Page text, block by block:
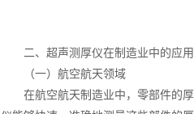
二、超声测厚仪在制造业中的应用
（一）航空航天领域
在航空航天制造业中，零部件的厚